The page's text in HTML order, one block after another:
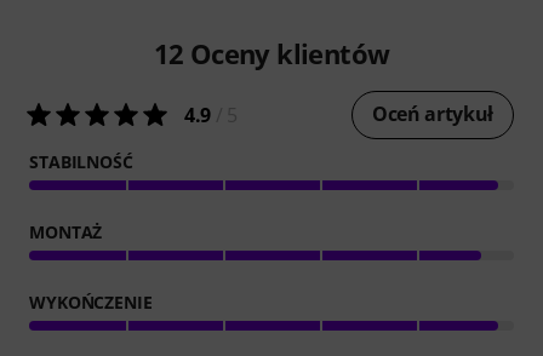
12 Oceny klientów
4.9 Oceń artykuł
STABILNOŚĆ
MONTAŻ
WYKOŃCZENIE